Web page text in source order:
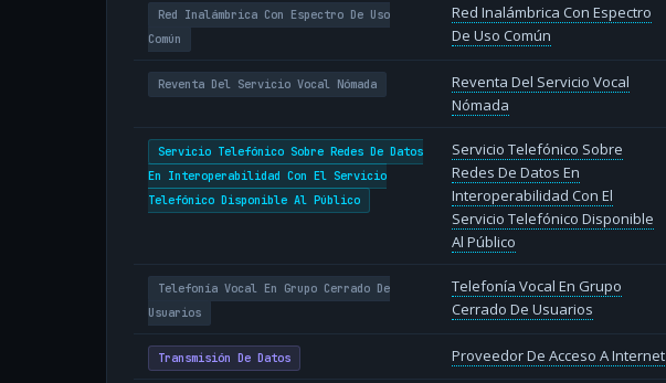
Red Inalámbrica Con Espectro De Uso
Común
Red Inalámbrica Con Espectro
De Uso Común
Reventa Del Servicio Vocal Nómada
Reventa Del Servicio Vocal
Nómada
Servicio Telefónico Sobre Redes De Datos
En Interoperabilidad Con El Servicio
Telefónico Disponible Al Público
Servicio Telefónico Sobre
Redes De Datos En
Interoperabilidad Con El
Servicio Telefónico Disponible
Al Público
Telefonía Vocal En Grupo Cerrado De
Usuarios
Telefonía Vocal En Grupo
Cerrado De Usuarios
Transmisión De Datos Proveedor De Acceso A Internet